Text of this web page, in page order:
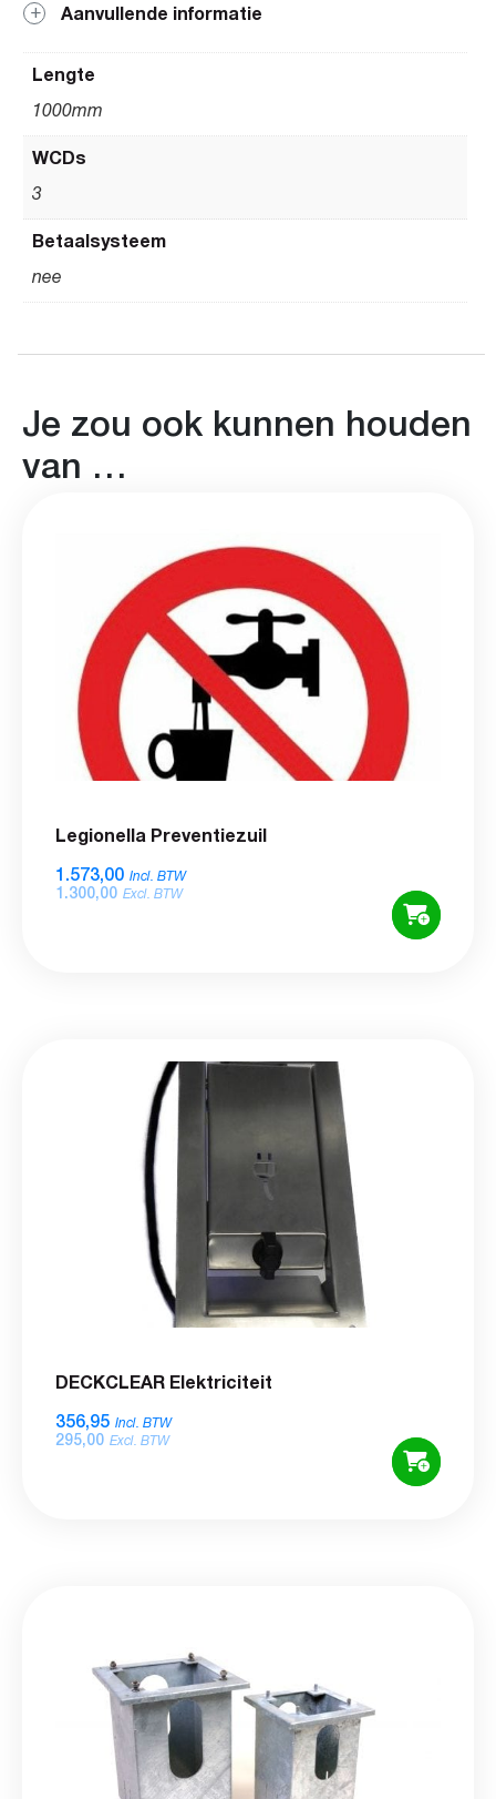
Aanvullende informatie
Lengte
1000mm
WCDs
3
Betaalsysteem
nee
Je zou ook kunnen houden
van …
Legionella Preventiezuil
1.573,00 Incl. BTW
1.300,00 Excl. BTW
DECKCLEAR Elektriciteit
356,95 Incl. BTW
295,00 Excl. BTW